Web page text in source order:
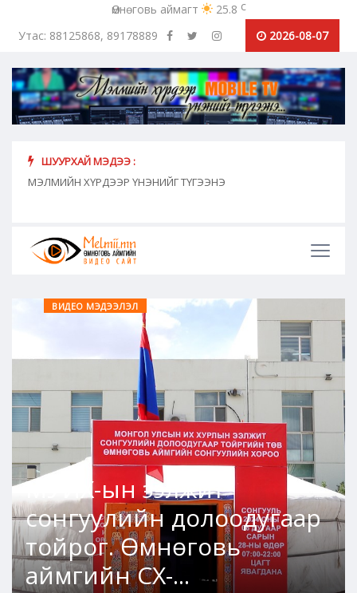
Өмнөговь аймагт 25.8 c
Утас: 88125868, 89178889
2026-08-07
ШУУРХАЙ МЭДЭЭ :
МЭЛМИЙН ХҮРДЭЭР ҮНЭНИЙГ ТҮГЭЭНЭ
ВИДЕО МЭДЭЭЛЭЛ
МУИХ-ын ээлжит
сонгуулийн долоодугаар
тойрог. Өмнөговь
аймгийн СХ-...